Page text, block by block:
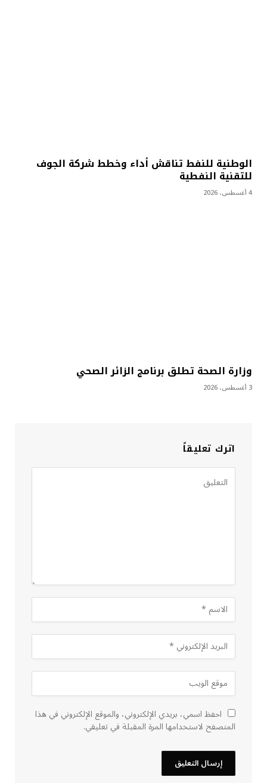
الوطنية للنفط تناقش أداء وخطط شركة الجوف
للتقنية النفطية
4 أغسطس، 2026
وزارة الصحة تطلق برنامج الزائر الصحي
3 أغسطس، 2026
اترك تعليقاً
احفظ اسمي، بريدي الإلكتروني، والموقع الإلكتروني في هذا
المتصفح لاستخدامها المرة المقبلة في تعليقي.